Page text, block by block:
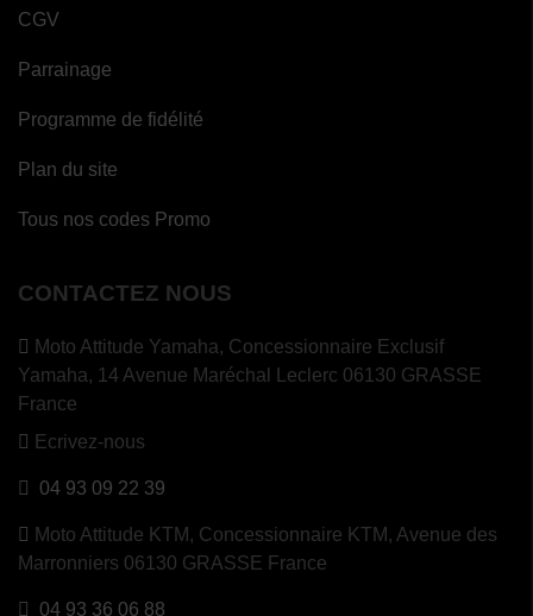
CGV
Parrainage
Programme de fidélité
Plan du site
Tous nos codes Promo
CONTACTEZ NOUS
Moto Attitude Yamaha, Concessionnaire Exclusif
Yamaha, 14 Avenue Maréchal Leclerc 06130 GRASSE
France
Ecrivez-nous
04 93 09 22 39
Moto Attitude KTM, Concessionnaire KTM, Avenue des
Marronniers 06130 GRASSE France
04 93 36 06 88